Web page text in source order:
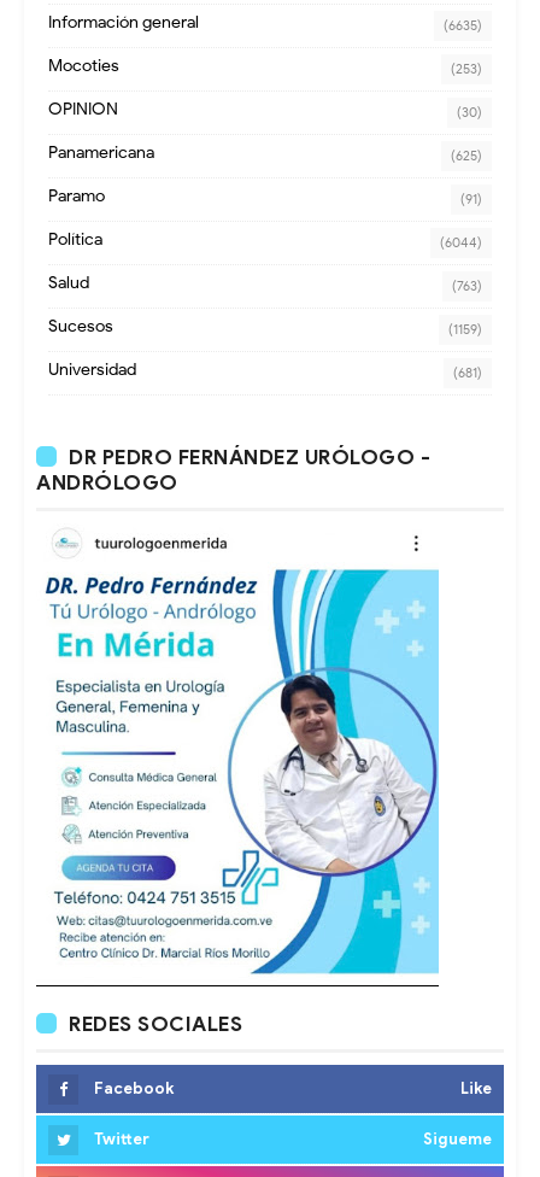
Información general (6635)
Mocoties (253)
OPINION (30)
Panamericana (625)
Paramo (91)
Política (6044)
Salud (763)
Sucesos (1159)
Universidad (681)
DR PEDRO FERNÁNDEZ URÓLOGO -
ANDRÓLOGO
REDES SOCIALES
Facebook Like
Twitter Sigueme